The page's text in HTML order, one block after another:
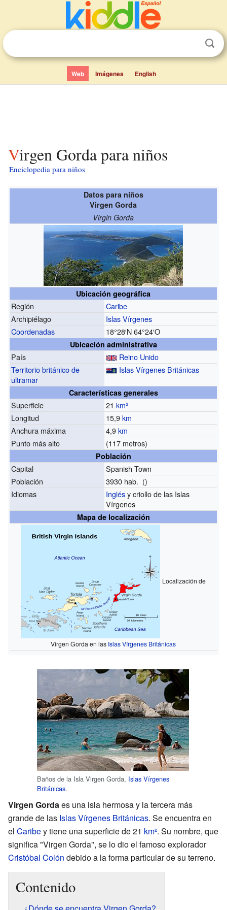
Web Imágenes English
Virgen Gorda para niños
Enciclopedia para niños
Datos para niños
Virgen Gorda
Virgin Gorda
Ubicación geográfica
Región
Caribe
Archipiélago
Islas Vírgenes
Coordenadas
18°28′N64°24′O
Ubicación administrativa
País
Reino Unido
Territorio británico de
ultramar
Islas Vírgenes Británicas
Características generales
Superficie 21km²
Longitud
15,9km
Anchura máxima
4,9km
Punto más alto
(117 metros)
Población
Capital
Spanish Town
Población
3930 hab. ()
Idiomas
Inglésy criollo de las Islas
Vírgenes
Mapa de localización
Localización de
Virgen Gorda en las Islas Vírgenes Británicas
Baños de la Isla Virgen Gorda, Islas Vírgenes
Británicas.
Virgen Gordaes una isla hermosa y la tercera más
grande de las Islas Vírgenes Británicas. Se encuentra en
el Caribey tiene una superficie de 21 km². Su nombre, que
significa "Virgen Gorda", se lo dio el famoso explorador
Cristóbal Colón debido a la forma particular de su terreno.
Contenido